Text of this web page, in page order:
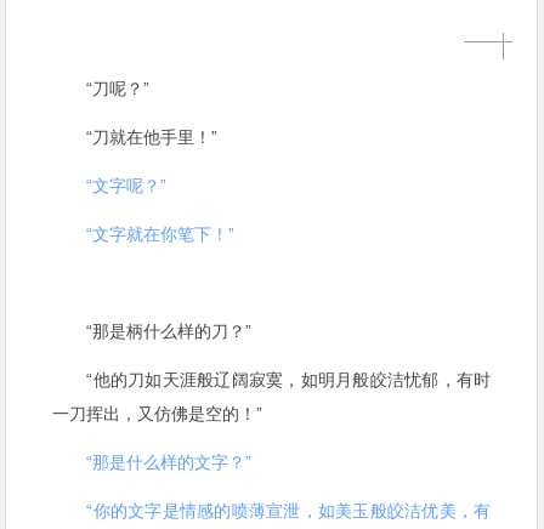
“刀呢？”
“刀就在他手里！”
“文字呢？”
“文字就在你笔下！”
“那是柄什么样的刀？”
“他的刀如天涯般辽阔寂寞，如明月般皎洁忧郁，有时
一刀挥出，又仿佛是空的！”
“那是什么样的文字？”
“你的文字是情感的喷薄宣泄，如美玉般皎洁优美，有